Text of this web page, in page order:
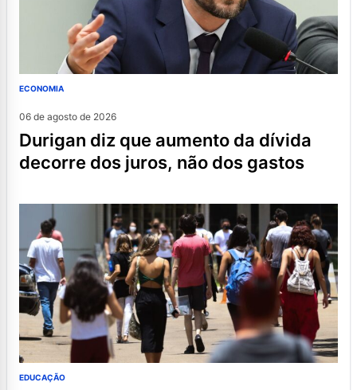
ECONOMIA
06 de agosto de 2026
durigan diz que aumento da dívida
decorre dos juros, não dos gastos
EDUCAÇÃO